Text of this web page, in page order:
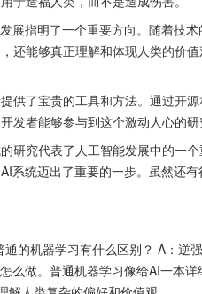
展指明了一个重要方向。随着技
还能够真正理解和体现人类的价
供了宝贵的工具和方法。通过开
发者能够参与到这个激动人心的研
研究代表了人工智能发展中的一
系统迈出了重要的一步。虽然还
的机器学习有什么区别？ A：逆
么做。普通机器学习像给AI一本